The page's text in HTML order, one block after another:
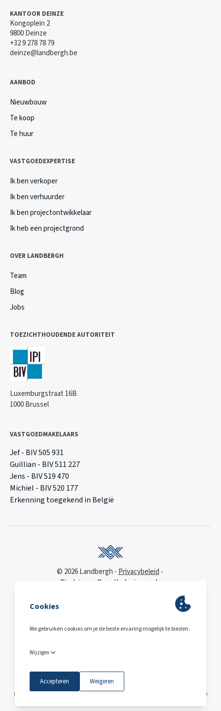
KANTOOR DEINZE
Kongoplein 2
9800 Deinze
+32 9 278 78 79
deinze@landbergh.be
AANBOD
Nieuwbouw
Te koop
Te huur
VASTGOEDEXPERTISE
Ik ben verkoper
Ik ben verhuurder
Ik ben projectontwikkelaar
Ik heb een projectgrond
OVER LANDBERGH
Team
Blog
Jobs
TOEZICHTHOUDENDE AUTORITEIT
Luxemburgstraat 16B
1000 Brussel
VASTGOEDMAKELAARS
Jef - BIV 505 931
Guillian - BIV 511 227
Jens - BIV 519 470
Michiel - BIV 520 177
Erkenning toegekend in België
© 2026 Landbergh
Privacybeleid
Disclaimer
Deonthologie van de
toegankelijkheidsverklaring
BE0563.607.810
Maps © Mapbox © OpenStreetMap
Deze site wordt beschermd door reCAPTCHA en